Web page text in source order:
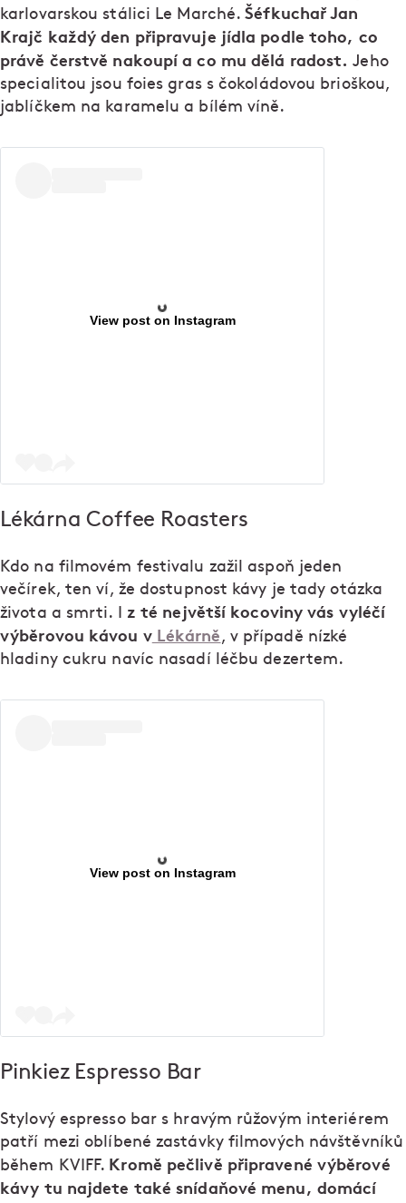
karlovarskou stálici Le Marché.Šéfkuchař Jan
Krajč každý den připravuje jídla podle toho, co
právě čerstvě nakoupí a co mu dělá radost.Jeho
specialitou jsou foies gras s čokoládovou brioškou,
jablíčkem na karamelu a bílém víně.
View post on Instagram
Lékárna Coffee Roasters
Kdo na filmovém festivalu zažil aspoň jeden
večírek, ten ví, že dostupnost kávy je tady otázka
života a smrti. I z té největší kocoviny vás vyléčí
výběrovou kávou vLékárně, v případě nízké
hladiny cukru navíc nasadí léčbu dezertem.
View post on Instagram
Pinkiez Espresso Bar
Stylový espresso bar s hravým růžovým interiérem
patří mezi oblíbené zastávky filmových návštěvníků
během KVIFF. Kromě pečlivě připravené výběrové
kávy tu najdete také snídaňové menu, domácí